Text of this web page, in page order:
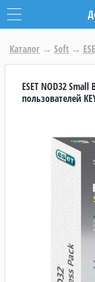
Каталог → Soft →
ESET NOD32
пользователей